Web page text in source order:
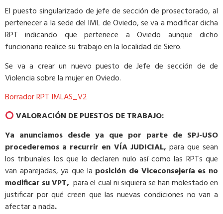
El puesto singularizado de jefe de sección de prosectorado, al
pertenecer a la sede del IML de Oviedo, se va a modificar dicha
RPT indicando que pertenece a Oviedo aunque dicho
funcionario realice su trabajo en la localidad de Siero.
Se va a crear un nuevo puesto de Jefe de sección de de
Violencia sobre la mujer en Oviedo.
Borrador RPT IMLAS_V2
VALORACIÓN DE PUESTOS DE TRABAJO:
Ya anunciamos desde ya que por parte de SPJ-USO
procederemos a recurrir en VÍA JUDICIAL, para que sean
los tribunales los que lo declaren nulo así como las RPTs que
van aparejadas, ya que la posición de Viceconsejería es no
modificar su VPT, para el cual ni siquiera se han molestado en
justificar por qué creen que las nuevas condiciones no van a
afectar a nada.